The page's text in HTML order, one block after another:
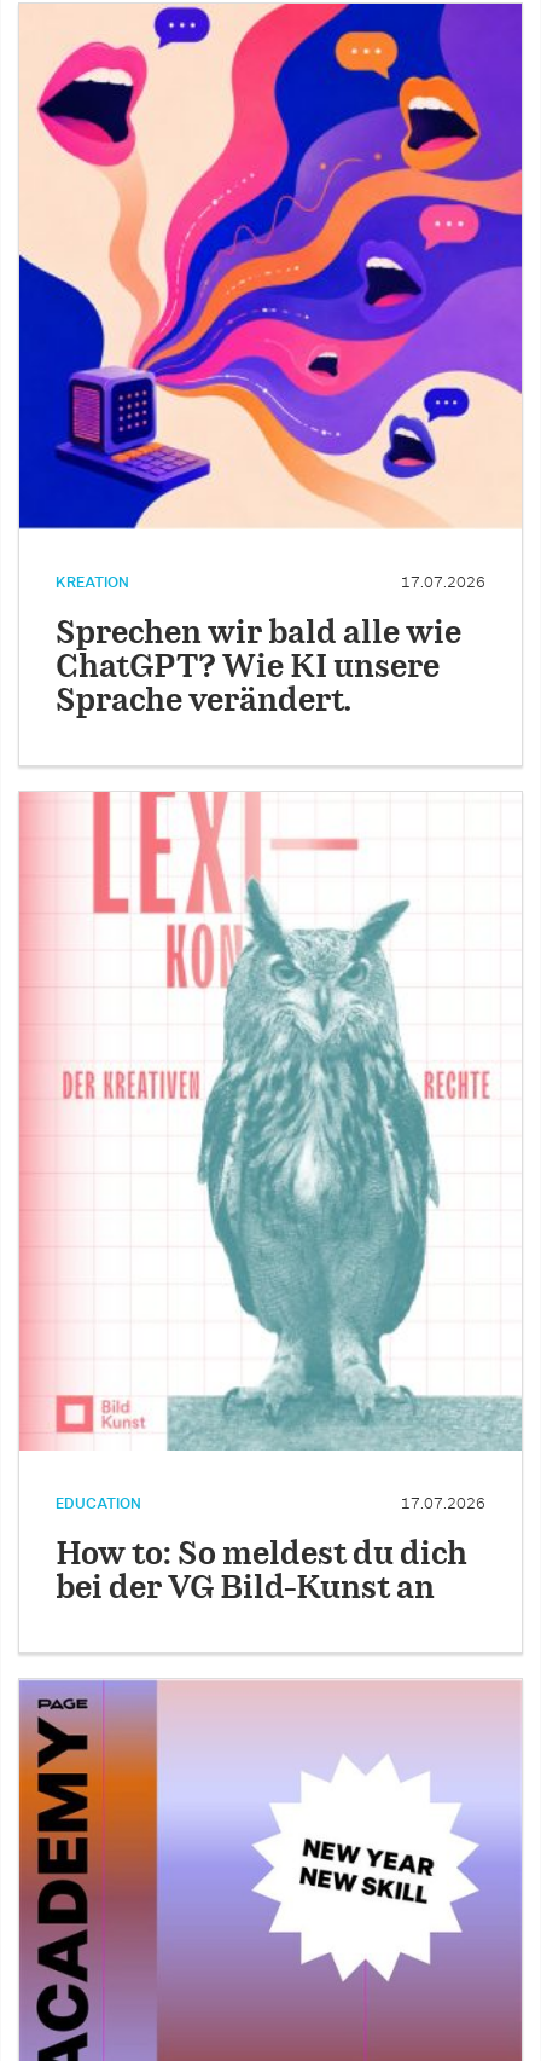
KREATION 17.07.2026
Sprechen wir bald alle wie
ChatGPT? Wie KI unsere
Sprache verändert.
EDUCATION 17.07.2026
How to: So meldest du dich
bei der VG Bild-Kunst an